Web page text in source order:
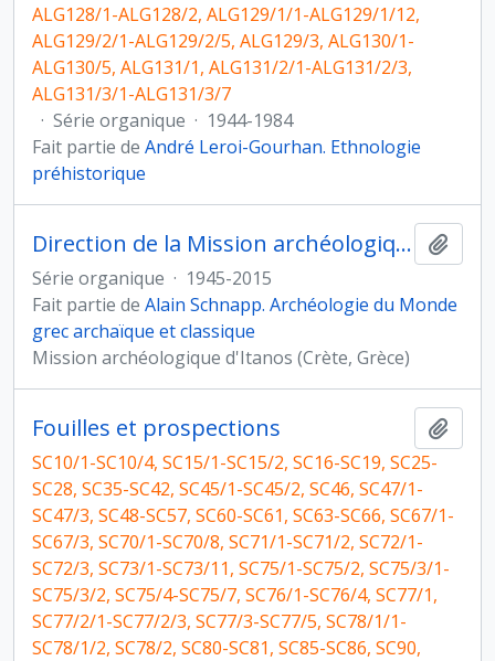
ALG128/1-ALG128/2, ALG129/1/1-ALG129/1/12,
ALG129/2/1-ALG129/2/5, ALG129/3, ALG130/1-
ALG130/5, ALG131/1, ALG131/2/1-ALG131/2/3,
ALG131/3/1-ALG131/3/7
· Série organique · 1944-1984
Fait partie de André Leroi-Gourhan. Ethnologie
préhistorique
Direction de la Mission archéologique d'Itanos (Crète, Grèce)
Série organique · 1945-2015
Fait partie de Alain Schnapp. Archéologie du Monde
grec archaïque et classique
Mission archéologique d'Itanos (Crète, Grèce)
Fouilles et prospections
SC10/1-SC10/4, SC15/1-SC15/2, SC16-SC19, SC25-
SC28, SC35-SC42, SC45/1-SC45/2, SC46, SC47/1-
SC47/3, SC48-SC57, SC60-SC61, SC63-SC66, SC67/1-
SC67/3, SC70/1-SC70/8, SC71/1-SC71/2, SC72/1-
SC72/3, SC73/1-SC73/11, SC75/1-SC75/2, SC75/3/1-
SC75/3/2, SC75/4-SC75/7, SC76/1-SC76/4, SC77/1,
SC77/2/1-SC77/2/3, SC77/3-SC77/5, SC78/1/1-
SC78/1/2, SC78/2, SC80-SC81, SC85-SC86, SC90,